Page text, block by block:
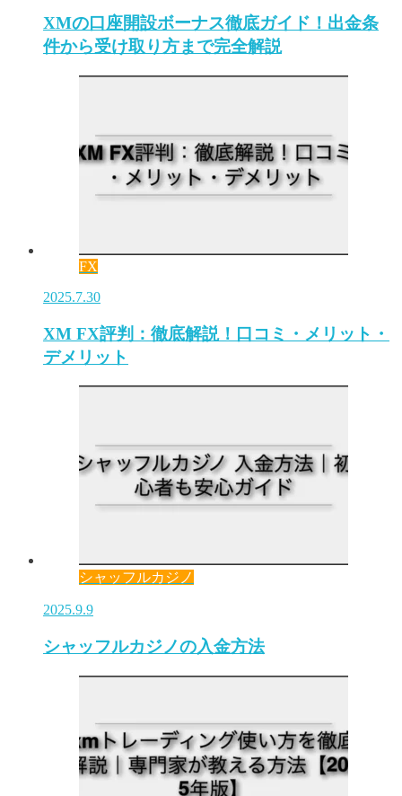
XMの口座開設ボーナス徹底ガイド！出金条
件から受け取り方まで完全解説
FX
2025.7.30
XM FX評判：徹底解説！口コミ・メリット・
デメリット
シャッフルカジノ
2025.9.9
シャッフルカジノの入金方法